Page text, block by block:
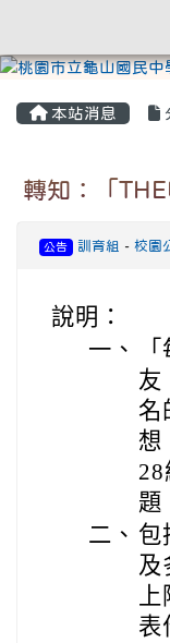
本站消息
轉知：「
公告 訓育組 - 校園
說明：
一、
友
名
想
題
二、 包
及
表